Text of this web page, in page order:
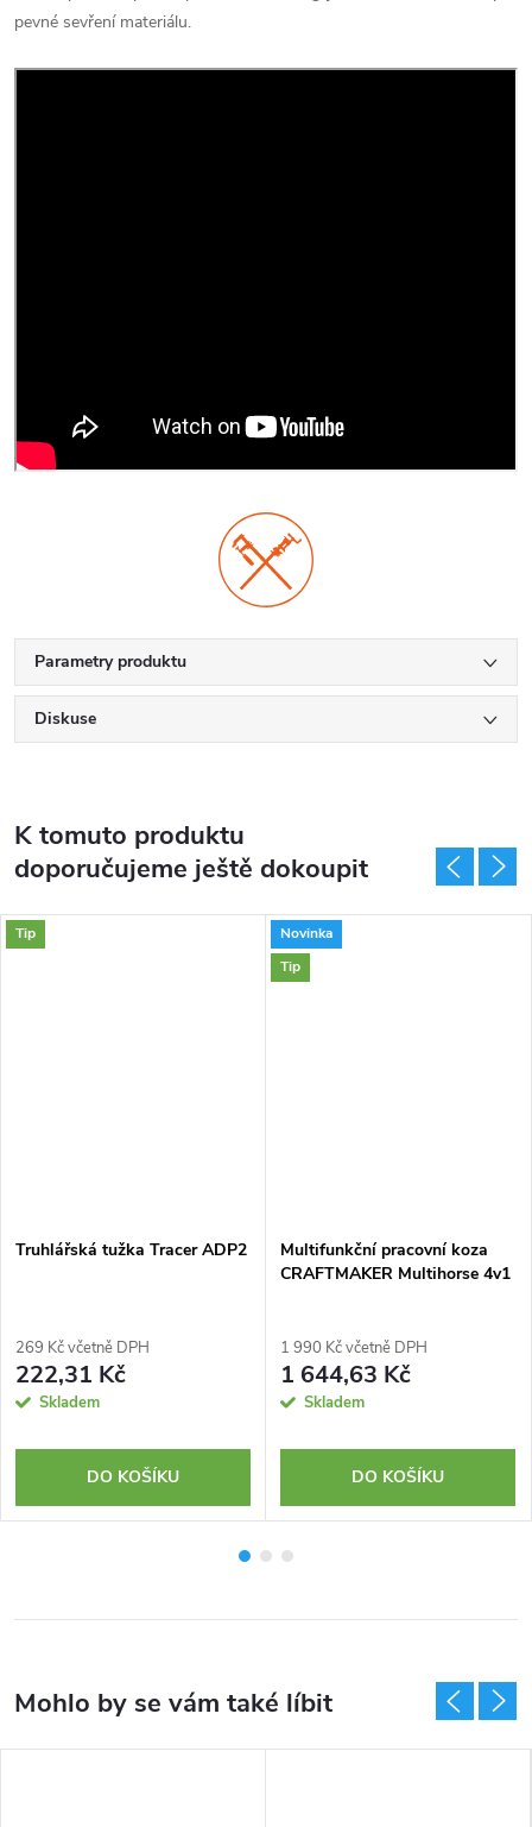
pevné sevření materiálu.
Parametry produktu
Diskuse
K tomuto produktu
doporučujeme ještě dokoupit
Tip
Truhlářská tužka Tracer ADP2
269 Kč včetně DPH
222,31 Kč
Skladem
DO KOŠÍKU
Novinka
Tip
Multifunkční pracovní koza
CRAFTMAKER Multihorse 4v1
1 990 Kč včetně DPH
1 644,63 Kč
Skladem
DO KOŠÍKU